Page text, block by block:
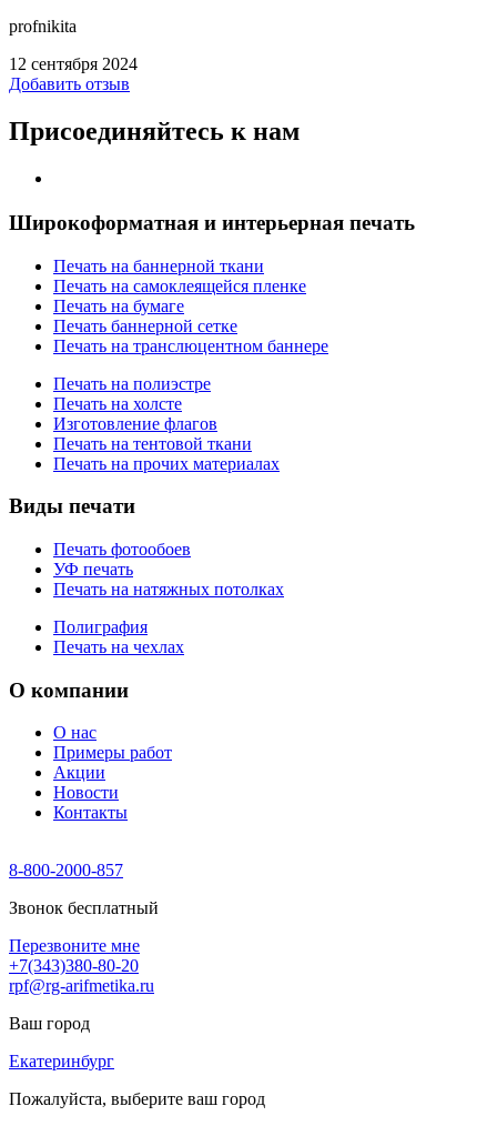
profnikita
12 сентября 2024
Добавить отзыв
Присоединяйтесь к нам
Широкоформатная и интерьерная печать
Печать на баннерной ткани
Печать на самоклеящейся пленке
Печать на бумаге
Печать баннерной сетке
Печать на транслюцентном баннере
Печать на полиэстре
Печать на холсте
Изготовление флагов
Печать на тентовой ткани
Печать на прочих материалах
Виды печати
Печать фотообоев
УФ печать
Печать на натяжных потолках
Полиграфия
Печать на чехлах
О компании
О нас
Примеры работ
Акции
Новости
Контакты
8-800-2000-857
Звонок бесплатный
Перезвоните мне
+7(343)380-80-20
rpf@rg-arifmetika.ru
Ваш город
Екатеринбург
Пожалуйста, выберите ваш город